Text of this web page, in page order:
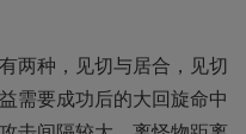
两种，见切与居合，见切
需要成功后的大回旋命中